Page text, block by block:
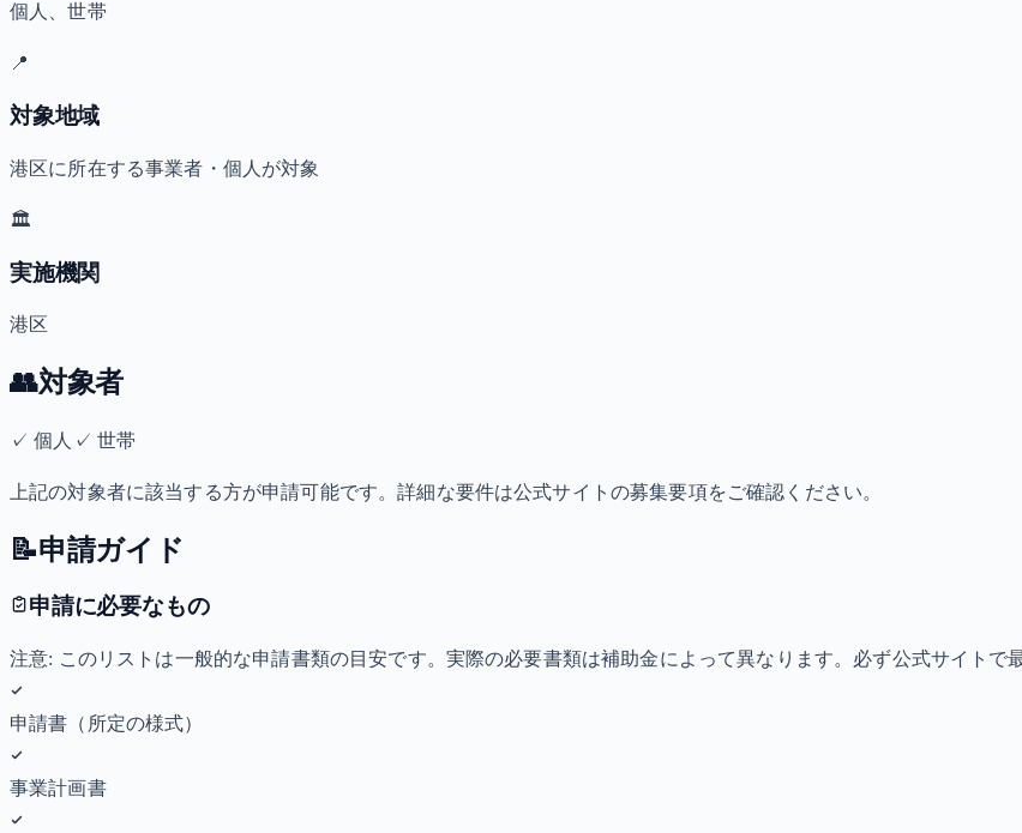
個人、世帯
📍
対象地域
港区に所在する事業者・個人が対象
🏛️
実施機関
港区
👥対象者
✓個人 ✓ 世帯
上記の対象者に該当する方が申請可能です。詳細な要件は公式サイトの募集要項をご確認ください。
📝申請ガイド
申請に必要なもの
注意: このリストは一般的な申請書類の目安です。実際の必要書類は補助金によって異なります。必ず公式サイトで
申請書（所定の様式）
事業計画書